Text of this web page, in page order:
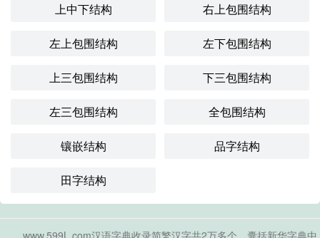
上中下结构 右上包围结构
左上包围结构 左下包围结构
上三包围结构 下三包围结构
左三包围结构 全包围结构
镶嵌结构 品字结构
田字结构
www.599L.com汉语字典收录简繁汉字共2万多个，囊括新华字典中